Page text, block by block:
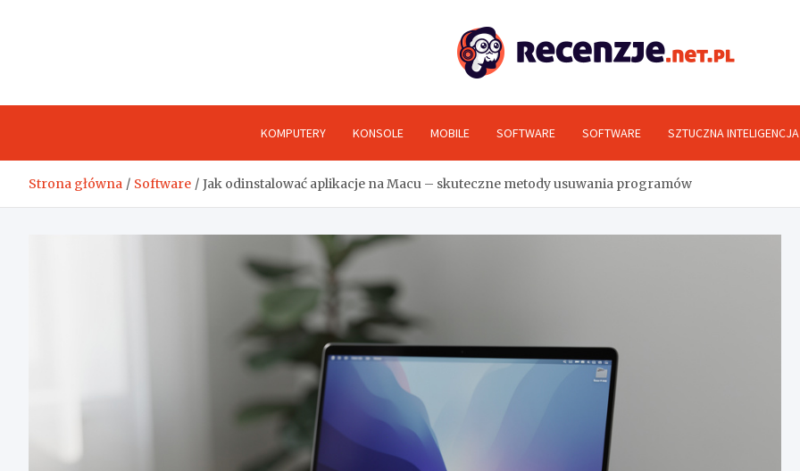
KOMPUTERY KONSOLE MOBILE SOFTWARE SOFTWARE SZTUCZNA INTELIGENCJA
Strona główna Software Jak odinstalować aplikacje na Macu – skuteczne metody usuwania programów